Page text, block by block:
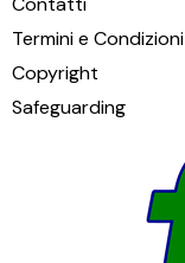
Termini e Condizioni
Copyright
Safeguarding